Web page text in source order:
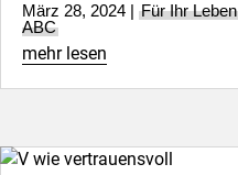
März 28, 2024 | Für Ihr Leben
ABC
mehr lesen